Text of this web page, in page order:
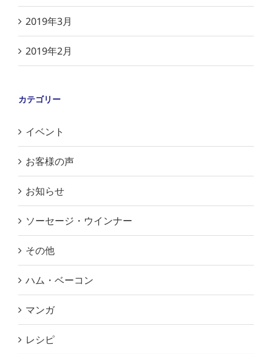
2019年3月
2019年2月
カテゴリー
イベント
お客様の声
お知らせ
ソーセージ・ウインナー
その他
ハム・ベーコン
マンガ
レシピ